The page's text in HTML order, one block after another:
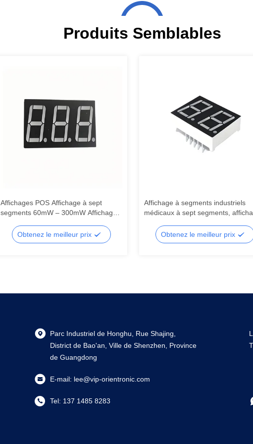
Produits Semblables
Affichages POS Affichage à sept
segments 60mW – 300mW Affichage
segmenté, LCD segmenté
Obtenez le meilleur prix
Affichage à segments industriels
médicaux à sept segments,
affichage LCD à segments, LCD à
segments
Obtenez le meilleur prix
Parc Industriel de Honghu, Rue Shajing,
District de Bao'an, Ville de Shenzhen, Province
de Guangdong
E-mail: lee@vip-orientronic.com
Tel: 137 1485 8283